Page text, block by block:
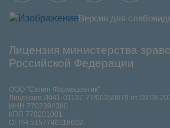
Версия для
Лицензия министерства
Российской Федерации
ООО "Селин Фармацевтик"
Лицензия Л041-01137-77/00350879 от
ИНН 7702394380
КПП 770201001
ОГРН 5157746118602